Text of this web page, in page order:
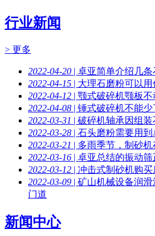
行业新闻
> 更多
2022-04-20 | 卓亚简单介绍几
2022-04-15 | 大理石磨粉可以
2022-04-12 | 颚式破碎机颚板
2022-04-08 | 锤式破碎机不能
2022-03-31 | 破碎机轴承因组
2022-03-28 | 石头磨粉需要用
2022-03-21 | 多雨季节，制砂
2022-03-16 | 卓亚总结的振动
2022-03-12 | 冲击式制砂机购
2022-03-09 | 矿山机械设备润
门道
新闻中心